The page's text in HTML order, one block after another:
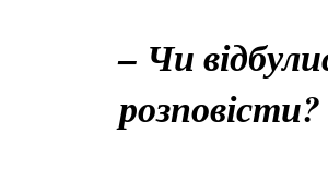
– Чи
розповісти?